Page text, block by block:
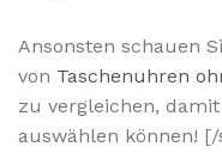
Ansonsten schauen
von Taschenuhren
zu vergleichen,
auswählen können!